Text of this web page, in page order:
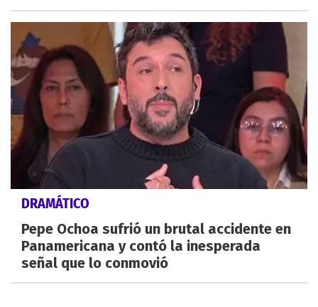
DRAMÁTICO
Pepe Ochoa sufrió un brutal accidente en
Panamericana y contó la inesperada
señal que lo conmovió